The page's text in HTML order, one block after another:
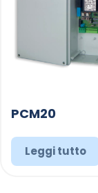
PCM20
Leggi tutto